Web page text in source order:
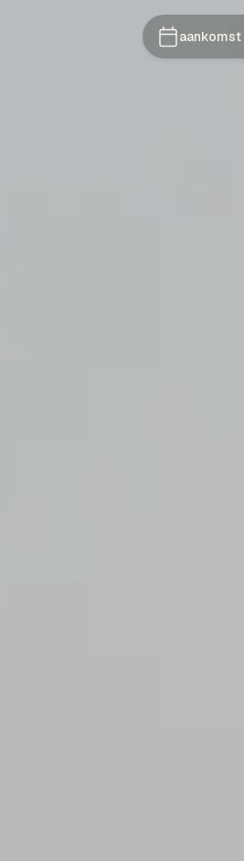
aankomst